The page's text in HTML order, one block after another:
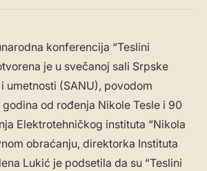
konferencija “Teslini
je u svečanoj sali Srpske
umetnosti (SANU), povodom
od rođenja Nikole Tesle i 90
Elektrotehničkog instituta “Nikola
obraćanju, direktorka Instituta
Lukić je podsetila da su “Teslini